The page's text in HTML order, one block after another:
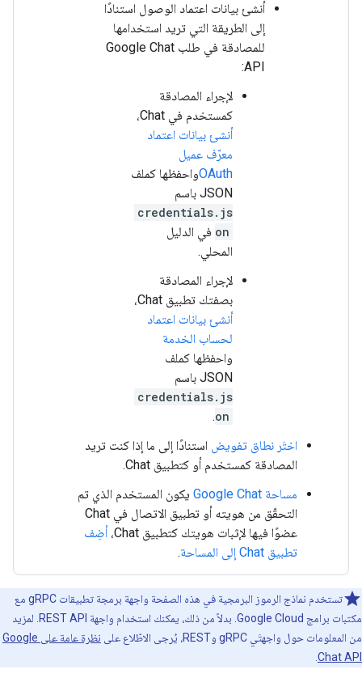
أنشئ بيانات اعتماد الوصول استنادًا
إلى الطريقة التي تريد استخدامها
للمصادقة في طلب Google Chat
API:
لإجراء المصادقة
كمستخدم في Chat،
أنشئ بيانات اعتماد
معرّف عميل
OAuthواحفظها كملف
JSON باسم
credentials.js
on في الدليل
المحلي.
لإجراء المصادقة
بصفتك تطبيق Chat،
أنشئ بيانات اعتماد
لحساب الخدمة
واحفظها كملف
JSON باسم
credentials.js
on
.
اختَر نطاق تفويض استنادًا إلى ما إذا كنت تريد
المصادقة كمستخدم أو كتطبيق Chat.
مساحة Google Chat
يكون المستخدم الذي تم
التحقّق من هويته أو تطبيق الاتصال في Chat
عضوًا فيها لإثبات هويتك كتطبيق Chat،
أضِف
تطبيق Chat إلى المساحة
.
تستخدم نماذج الرموز البرمجية في هذه الصفحة واجهة برمجة تطبيقات gRPC مع
مكتبات برامج Google Cloud. بدلاً من ذلك، يمكنك استخدام واجهة REST API. لمزيد
من المعلومات حول واجهتَي gRPC وREST، يُرجى الاطّلاع على
نظرة عامة على Google
Chat API